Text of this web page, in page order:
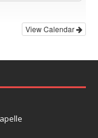
View Calendar